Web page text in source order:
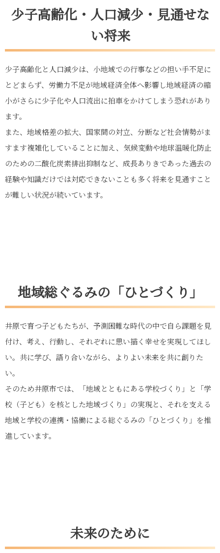
少子高齢化・人口減少・見通せな
い将来
少子高齢化と人口減少は、小地域での行事などの担い手不足に
とどまらず、労働力不足が地域経済全体へ影響し地域経済の縮
小がさらに少子化や人口流出に拍車をかけてしまう恐れがあり
ます。
また、地域格差の拡大、国家間の対立、分断など社会情勢がま
すます複雑化していることに加え、気候変動や地球温暖化防止
のための二酸化炭素排出抑制など、成長ありきであった過去の
経験や知識だけでは対応できないことも多く将来を見通すこと
が難しい状況が続いています。
地域総ぐるみの「ひとづくり」
井原で育つ子どもたちが、予測困難な時代の中で自ら課題を見
付け、考え、行動し、それぞれに思い描く幸せを実現してほし
い。共に学び、語り合いながら、よりよい未来を共に創りた
い。
そのため井原市では、「地域とともにある学校づくり」と「学
校（子ども）を核とした地域づくり」の実現と、それを支える
地域と学校の連携・協働による総ぐるみの「ひとづくり」を推
進しています。
未来のために